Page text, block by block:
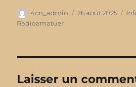
Auteur
4cn_admin
Publié
26 août 2025
Radioamatuer
Laisser un